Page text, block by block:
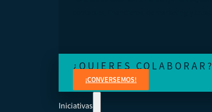
¿QUIERES COLABORAR?
¡CONVERSEMOS!
Iniciativas